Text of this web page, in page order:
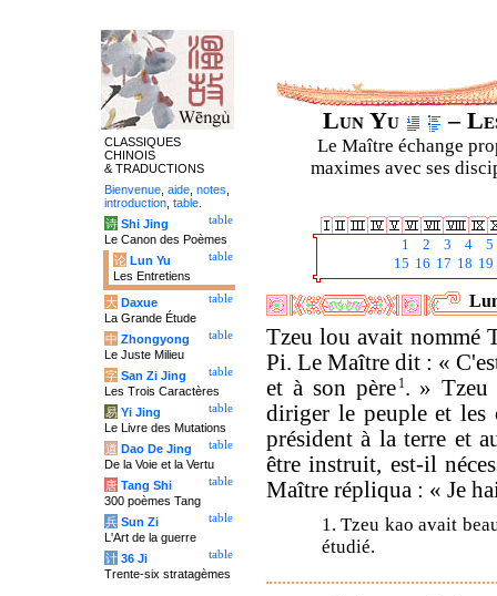
Lun Yu –
Le Maître échange
maximes avec ses
1 2 3 4
5
15 16 17 18 19
Tzeu lou avait nommé
Pi. Le Maître dit : «
et à son père 1. » Tzeu
diriger le peuple et les
président à la terre et
être instruit, est-il
Maître répliqua : « Je
1. Tzeu kao avait
étudié.
CLASSIQUES
CHINOIS
& TRADUCTIONS
Bienvenue aide notes
introduction table
table
诗 Shi Jing
Le Canon des Poèmes
table
论 Lun Yu
Les Entretiens
table
大 Daxue
La Grande Étude
table
中 Zhongyong
Le Juste Milieu
table
字 San Zi Jing
Les Trois Caractères
table
易 Yi Jing
Le Livre des Mutations
table
道 Dao De Jing
De la Voie et la Vertu
table
唐 Tang Shi
300 poèmes Tang
table
兵 Sun Zi
L'Art de la guerre
table
计 36 Ji
Trente-six stratagèmes